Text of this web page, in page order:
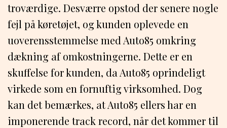
troværdige. Desværre opstod der senere nogle
fejl på køretøjet, og kunden oplevede en
uoverensstemmelse med Auto85 omkring
dækning af omkostningerne. Dette er en
skuffelse for kunden, da Auto85 oprindeligt
virkede som en fornuftig virksomhed. Dog
kan det bemærkes, at Auto85 ellers har en
imponerende track record, når det kommer til